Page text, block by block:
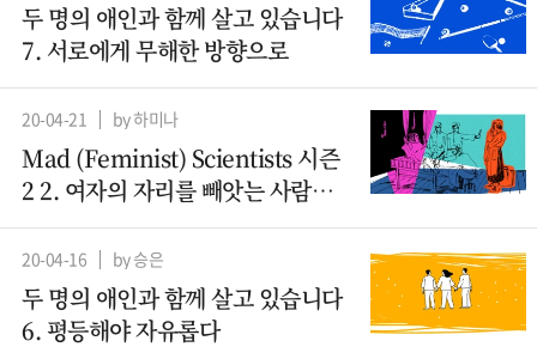
두 명의 애인과 함께 살고 있습니다
7. 서로에게 무해한 방향으로
20-04-21 by 하미나
Mad (Feminist) Scientists 시즌
2 2. 여자의 자리를 빼앗는 사람들 -
산파
20-04-16 by 승은
두 명의 애인과 함께 살고 있습니다
6. 평등해야 자유롭다